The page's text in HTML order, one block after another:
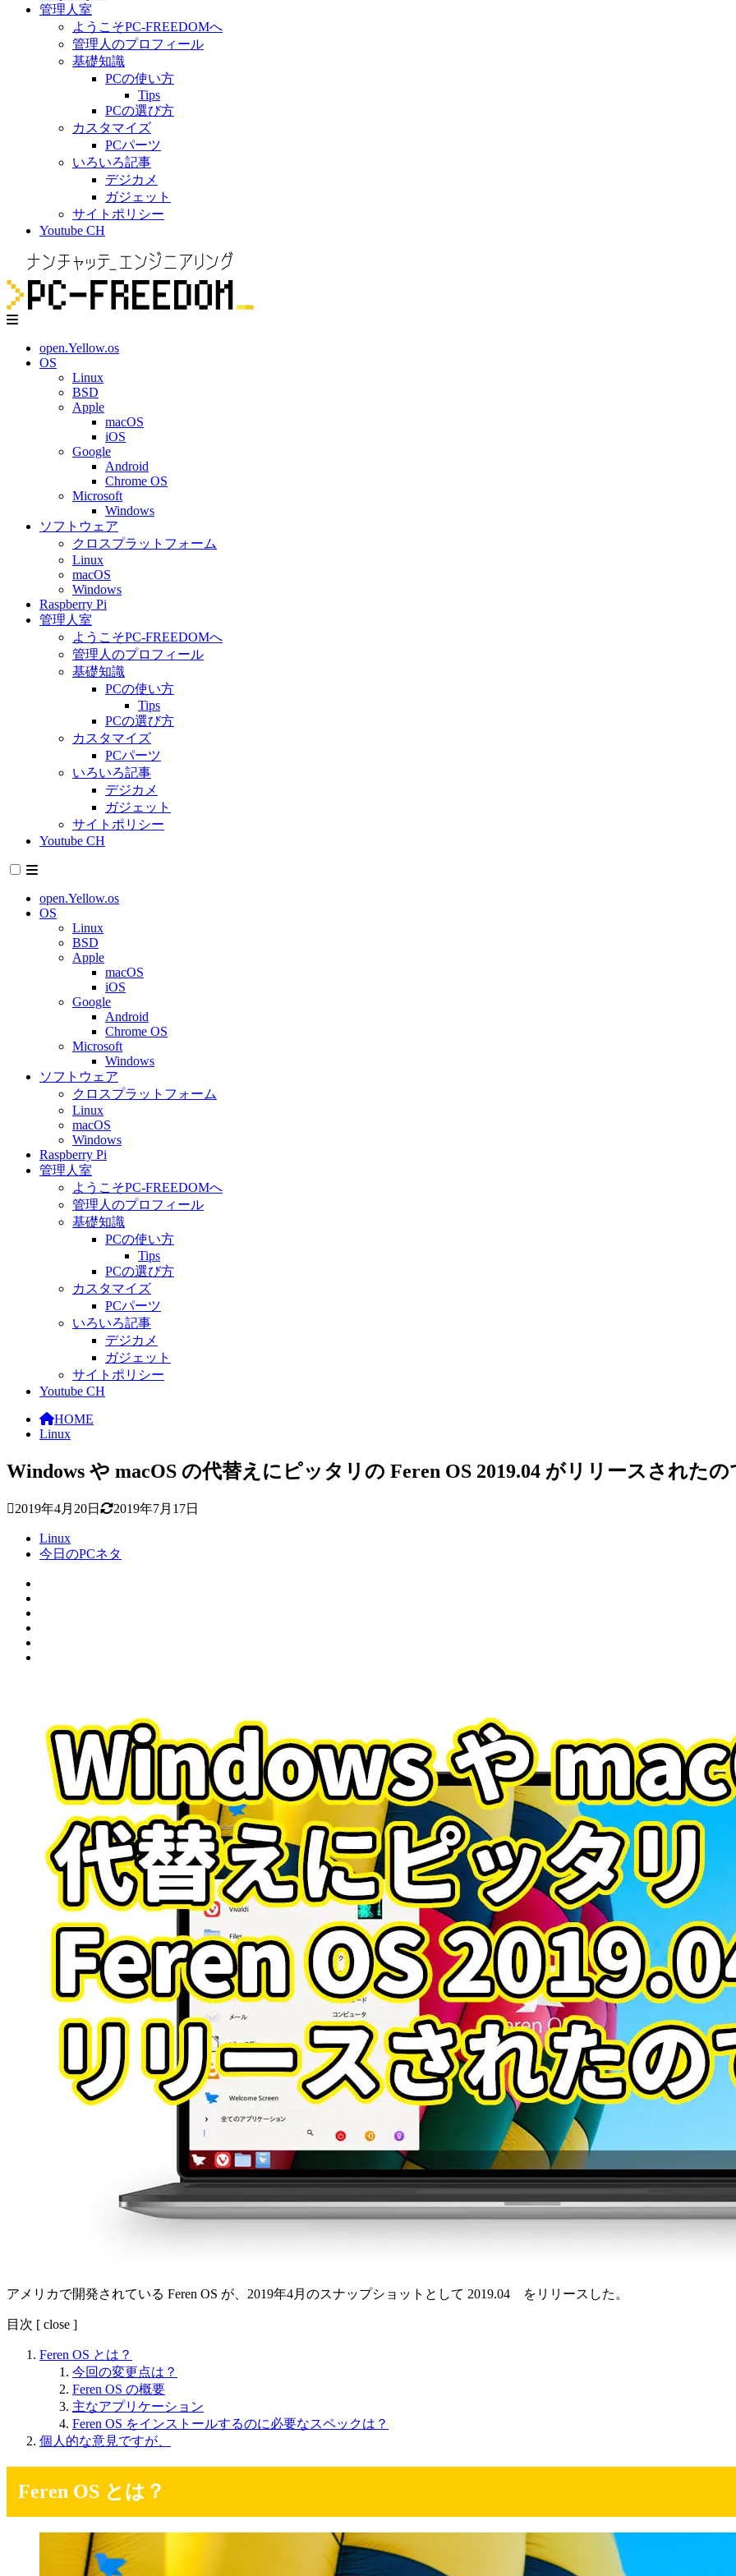
管理人室
ようこそPC-FREEDOMへ
管理人のプロフィール
基礎知識
PCの使い方
Tips
PCの選び方
カスタマイズ
PCパーツ
いろいろ記事
デジカメ
ガジェット
サイトポリシー
Youtube CH
open.Yellow.os
OS
Linux
BSD
Apple
macOS
iOS
Google
Android
Chrome OS
Microsoft
Windows
ソフトウェア
クロスプラットフォーム
Linux
macOS
Windows
Raspberry Pi
管理人室
ようこそPC-FREEDOMへ
管理人のプロフィール
基礎知識
PCの使い方
Tips
PCの選び方
カスタマイズ
PCパーツ
いろいろ記事
デジカメ
ガジェット
サイトポリシー
Youtube CH
open.Yellow.os
OS
Linux
BSD
Apple
macOS
iOS
Google
Android
Chrome OS
Microsoft
Windows
ソフトウェア
クロスプラットフォーム
Linux
macOS
Windows
Raspberry Pi
管理人室
ようこそPC-FREEDOMへ
管理人のプロフィール
基礎知識
PCの使い方
Tips
PCの選び方
カスタマイズ
PCパーツ
いろいろ記事
デジカメ
ガジェット
サイトポリシー
Youtube CH
HOME
Linux
Windows や macOS の代替えにピッタリの Feren OS 2019.04 がリリースされたの
2019年4月20日 2019年7月17日
Linux
今日のPCネタ
アメリカで開発されている Feren OS が、2019年4月のスナップショットとして 2019.04 をリリースした。
目次 [ close ]
Feren OS とは？
今回の変更点は？
Feren OS の概要
主なアプリケーション
Feren OS をインストールするのに必要なスペックは？
個人的な意見ですが、
Feren OS とは？